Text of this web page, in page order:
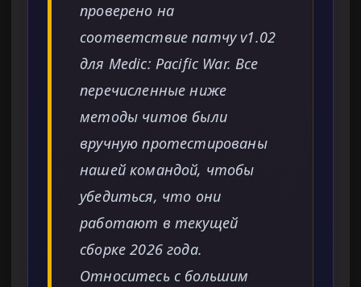
проверено на
соответствие патчу v1.02
для Medic: Pacific War. Все
перечисленные ниже
методы читов были
вручную протестированы
нашей командой, чтобы
убедиться, что они
работают в текущей
сборке 2026 года.
Относитесь с большим